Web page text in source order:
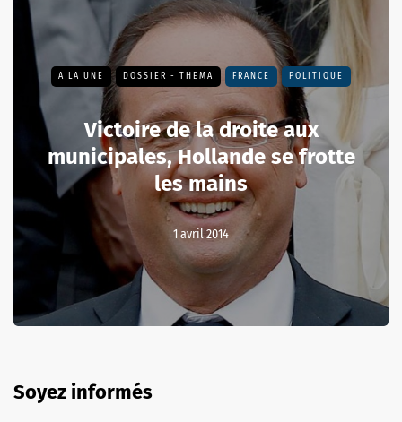
A LA UNE DOSSIER - THEMA FRANCE POLITIQUE
Victoire de la droite aux
municipales, Hollande se frotte
les mains
1 avril 2014
Soyez informés